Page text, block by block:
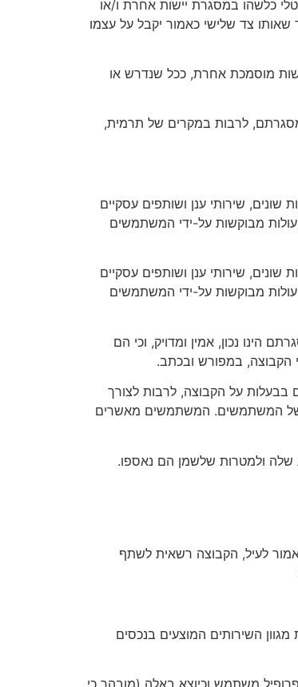
כלשהו במסגרת יישות אחרת ו/או
צד שלישי כאמור יקבל על עצמו
רשות מוסמכת אחרת, ככל שנדרש או
לרבות במקרים של תרמית,
שונים, שירותי ענן ושותפים עסקיים
מבוקשות על-ידי המשתמשים
שונים, שירותי ענן ושותפים עסקיים
מבוקשות על-ידי המשתמשים
הינו נכון, אמין ומדויק, וכי הם
הקבוצה, במפורש ובכתב.
בבעלות על הקבוצה, לרבות לצורך
של המשתמשים. המשתמשים מאשרים
שלה ולמטרות שלשמן הם נאספו.
לעיל, הקבוצה רשאית לשתף
השירותים המוצעים בנכסים